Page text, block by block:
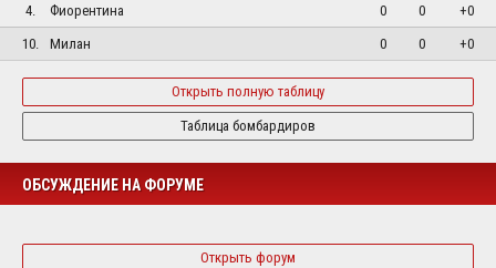
4.
Фиорентина 0 0
+0
10.
Милан 0 0 +0
Открыть полную таблицу
Таблица бомбардиров
ОБСУЖДЕНИЕ НА ФОРУМЕ
Открыть форум